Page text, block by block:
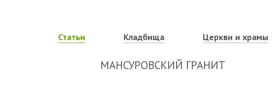
Статьи Кладбища Церкви и храмы
МАНСУРОВСКИЙ ГРАНИТ